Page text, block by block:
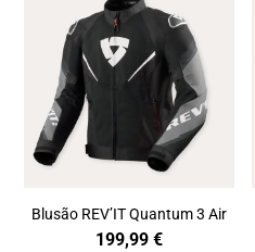
Blusão REV’IT Quantum 3 Air
199,99€